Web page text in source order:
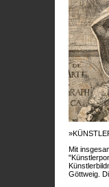
Mit
Göttweig.